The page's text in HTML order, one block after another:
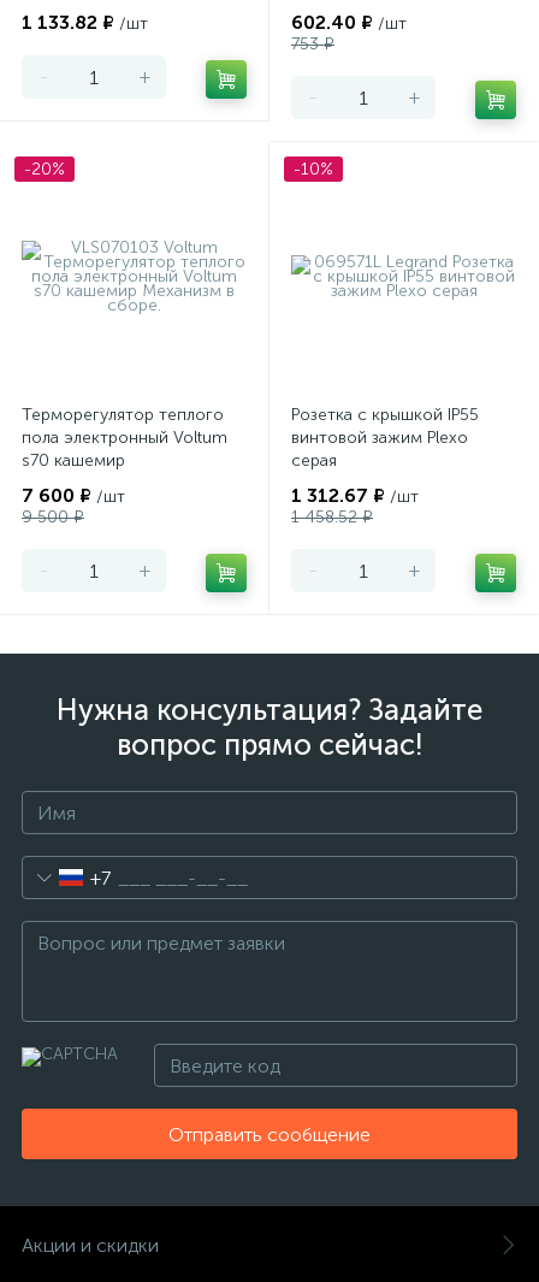
1 133.82 ₽ /шт
- +
602.40 ₽ /шт
753 ₽
- +
-20%
Терморегулятор теплого
пола электронный Voltum
s70 кашемир
7 600 ₽ /шт
9 500 ₽
- +
-10%
Розетка с крышкой IP55
винтовой зажим Plexo
серая
1 312.67 ₽ /шт
1 458.52 ₽
- +
Нужна консультация? Задайте
вопрос прямо сейчас!
+7
Отправить сообщение
Акции и скидки